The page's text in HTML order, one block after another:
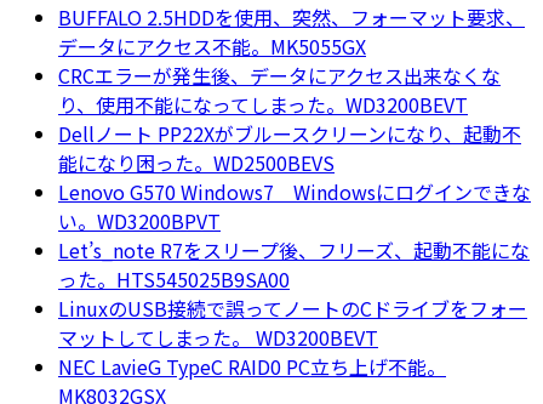
BUFFALO 2.5HDDを使用、突然、フォーマット要求、
データにアクセス不能。MK5055GX
CRCエラーが発生後、データにアクセス出来なくな
り、使用不能になってしまった。WD3200BEVT
Dellノート PP22Xがブルースクリーンになり、起動不
能になり困った。WD2500BEVS
Lenovo G570 Windows7 Windowsにログインできな
い。WD3200BPVT
Let’s_note R7をスリープ後、フリーズ、起動不能にな
った。HTS545025B9SA00
LinuxのUSB接続で誤ってノートのCドライブをフォー
マットしてしまった。 WD3200BEVT
NEC LavieG TypeC RAID0 PC立ち上げ不能。
MK8032GSX